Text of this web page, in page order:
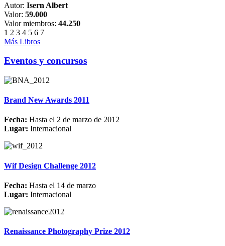
Autor: Isern Albert
Valor: 59.000
Valor miembros: 44.250
1 2 3 4 5 6 7
Más Libros
Eventos y concursos
Brand New Awards 2011
Fecha: Hasta el 2 de marzo de 2012
Lugar: Internacional
Wif Design Challenge 2012
Fecha: Hasta el 14 de marzo
Lugar: Internacional
Renaissance Photography Prize 2012